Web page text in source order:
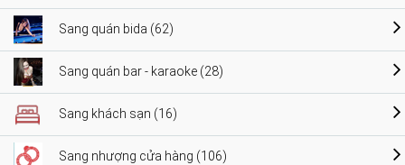
Sang quán bida (62)
Sang quán bar - karaoke (28)
Sang khách sạn (16)
Sang nhượng cửa hàng (106)